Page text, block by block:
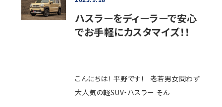
ハスラーをディーラーで安心
でお手軽にカスタマイズ！！
こんにちは！ 平野です！ 老若男女問わず
大人気の軽SUV・ハスラー そん